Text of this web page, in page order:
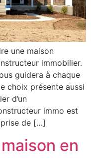
une maison
immobilier.
guidera à chaque
choix présente aussi
d’un
immo est
de […]
maison en